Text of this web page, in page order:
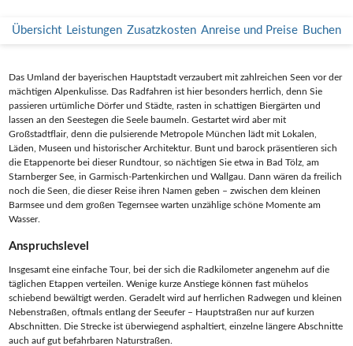
Übersicht Leistungen Zusatzkosten Anreise und Preise Buchen
Das Umland der bayerischen Hauptstadt verzaubert mit zahlreichen Seen vor der
mächtigen Alpenkulisse. Das Radfahren ist hier besonders herrlich, denn Sie
passieren urtümliche Dörfer und Städte, rasten in schattigen Biergärten und
lassen an den Seestegen die Seele baumeln. Gestartet wird aber mit
Großstadtflair, denn die pulsierende Metropole München lädt mit Lokalen,
Läden, Museen und historischer Architektur. Bunt und barock präsentieren sich
die Etappenorte bei dieser Rundtour, so nächtigen Sie etwa in Bad Tölz, am
Starnberger See, in Garmisch-Partenkirchen und Wallgau. Dann wären da freilich
noch die Seen, die dieser Reise ihren Namen geben – zwischen dem kleinen
Barmsee und dem großen Tegernsee warten unzählige schöne Momente am
Wasser.
Anspruchslevel
Insgesamt eine einfache Tour, bei der sich die Radkilometer angenehm auf die
täglichen Etappen verteilen. Wenige kurze Anstiege können fast mühelos
schiebend bewältigt werden. Geradelt wird auf herrlichen Radwegen und kleinen
Nebenstraßen, oftmals entlang der Seeufer – Hauptstraßen nur auf kurzen
Abschnitten. Die Strecke ist überwiegend asphaltiert, einzelne längere Abschnitte
auch auf gut befahrbaren Naturstraßen.